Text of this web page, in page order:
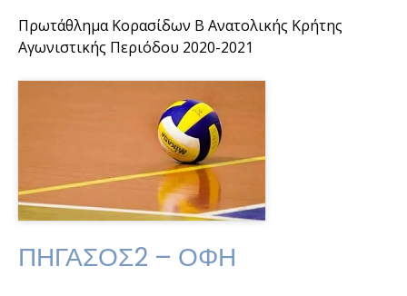
Πρωτάθλημα Κορασίδων Β Ανατολικής Κρήτης
Αγωνιστικής Περιόδου 2020-2021
ΠΗΓΑΣΟΣ2 – ΟΦΗ